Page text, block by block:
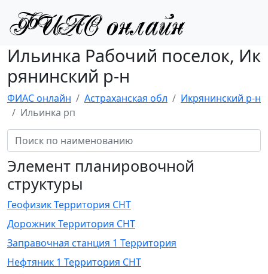
Ильинка Рабочий поселок, Ик
рянинский р-н
ФИАС онлайн Астраханская обл
Икрянинский р-н
Ильинка рп
Элемент планировочной
структуры
Геофизик Территория СНТ
Дорожник Территория СНТ
Заправочная станция 1 Территория
Нефтяник 1 Территория СНТ